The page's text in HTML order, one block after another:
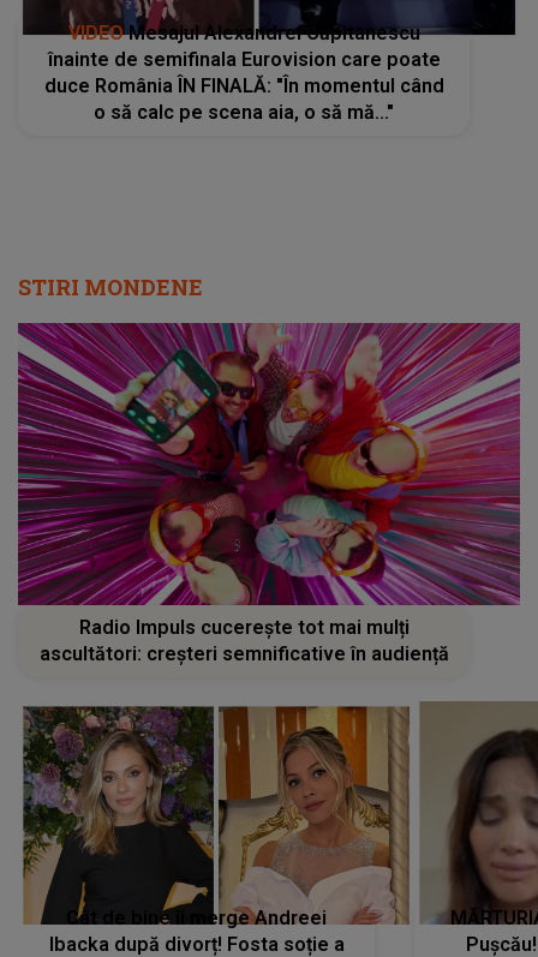
VIDEOMesajul Alexandrei Căpitanescu
înainte de semifinala Eurovision care poate
duce România ÎN FINALĂ: "În momentul când
o să calc pe scena aia, o să mă..."
STIRI MONDENE
Radio Impuls cucerește tot mai mulți
ascultători: creșteri semnificative în audiență
Cât de bine îi merge Andreei
Ibacka după divorț! Fosta soție a